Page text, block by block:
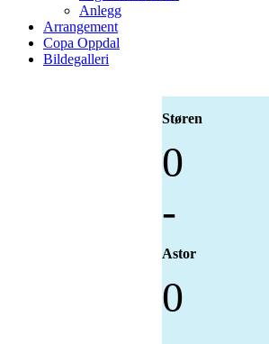
Anlegg
Arrangement
Copa Oppdal
Bildegalleri
Støren
0
-
Astor
0